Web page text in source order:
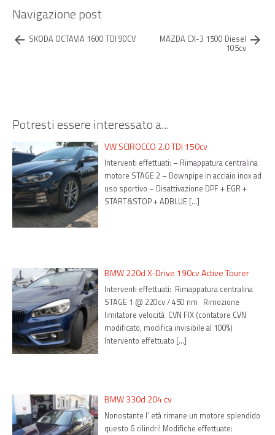
Navigazione post
arrow_back SKODA OCTAVIA 1600 TDI 90CV MAZDA CX-3 1500 Diesel
105cv
arrow_forward
Potresti essere interessato a...
VW SCIROCCO 2.0 TDI 150cv
Interventi effettuati: – Rimappatura centralina
motore STAGE 2 – Downpipe in acciaio inox ad
uso sportivo – Disattivazione DPF + EGR +
START&STOP + ADBLUE […]
BMW 220d X-Drive 190cv Active Tourer
Interventi effettuati: Rimappatura centralina
STAGE 1 @ 220cv / 450 nm Rimozione
limitatore velocità CVN FIX (contatore CVN
modificato, modifica invisibile al 100%)
Intervento effettuato […]
BMW 330d 204 cv
Nonostante l’ età rimane un motore splendido
questo 6 cilindri! Modifiche effettuate: